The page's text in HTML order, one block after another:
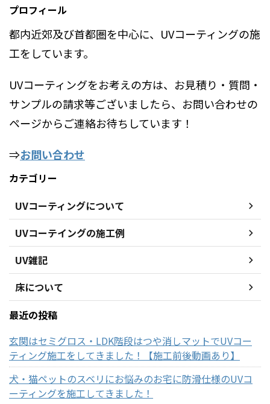
プロフィール
都内近郊及び首都圏を中心に、UVコーティングの施
工をしています。
UVコーティングをお考えの方は、お見積り・質問・
サンプルの請求等ございましたら、お問い合わせの
ページからご連絡お待ちしています！
⇒お問い合わせ
カテゴリー
UVコーティングについて
UVコーテイングの施工例
UV雑記
床について
最近の投稿
玄関はセミグロス・LDK階段はつや消しマットでUVコー
ティング施工をしてきました！【施工前後動画あり】
犬・猫ペットのスベリにお悩みのお宅に防滑仕様のUVコ
ーティングを施工してきました！